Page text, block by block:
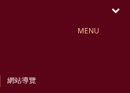
MENU
網站導覽